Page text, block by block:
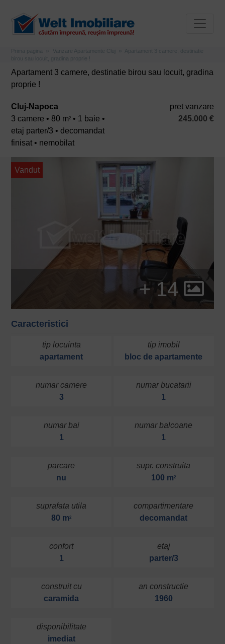
Prima pagina Vanzare Apartamente Cluj
Apartament 3 camere, destinatie
birou sau locuit, gradina proprie !
Apartament 3 camere, destinatie birou sau locuit, gradina
proprie !
Cluj-Napoca
3 camere • 80 m2 • 1 baie •
etaj parter/3 • decomandat
finisat • nemobilat
pret vanzare
245.000 €
+ 14
Vandut
Caracteristici
tip locuinta
apartament
tip imobil
bloc de apartamente
numar camere
3
numar bucatarii
1
numar bai
1
numar balcoane
1
parcare
nu
supr. construita
100 m2
suprafata utila
80 m2
compartimentare
decomandat
confort
1
etaj
parter/3
construit cu
caramida
an constructie
1960
disponibilitate
imediat